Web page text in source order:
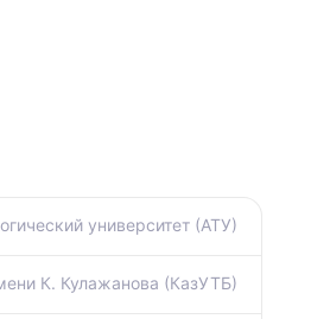
университет (АТУ)
К. Кулажанова (КазУТБ)